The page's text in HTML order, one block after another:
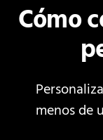
Cómo
menos de